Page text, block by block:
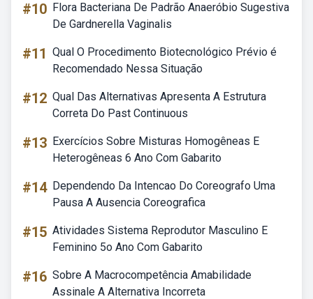
#10 Flora Bacteriana De Padrão Anaeróbio Sugestiva
De Gardnerella Vaginalis
#11 Qual O Procedimento Biotecnológico Prévio é
Recomendado Nessa Situação
#12 Qual Das Alternativas Apresenta A Estrutura
Correta Do Past Continuous
#13 Exercícios Sobre Misturas Homogêneas E
Heterogêneas 6 Ano Com Gabarito
#14 Dependendo Da Intencao Do Coreografo Uma
Pausa A Ausencia Coreografica
#15 Atividades Sistema Reprodutor Masculino E
Feminino 5o Ano Com Gabarito
#16 Sobre A Macrocompetência Amabilidade
Assinale A Alternativa Incorreta